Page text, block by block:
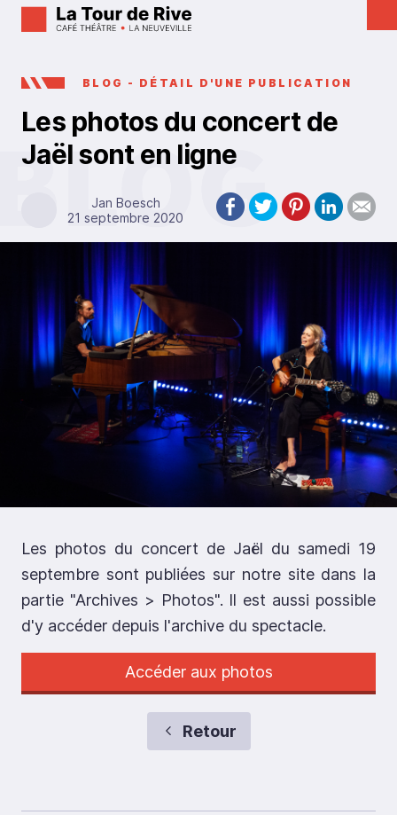
BLOG - DÉTAIL D'UNE PUBLICATION
Les photos du concert de
Jaël sont en ligne
Jan Boesch
21 septembre 2020
Les photos du concert de Jaël du samedi 19
septembre sont publiées sur notre site dans la
partie "Archives > Photos". Il est aussi possible
d'y accéder depuis l'archive du spectacle.
Accéder aux photos
Retour